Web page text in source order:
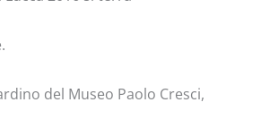
del Museo Paolo Cresci,